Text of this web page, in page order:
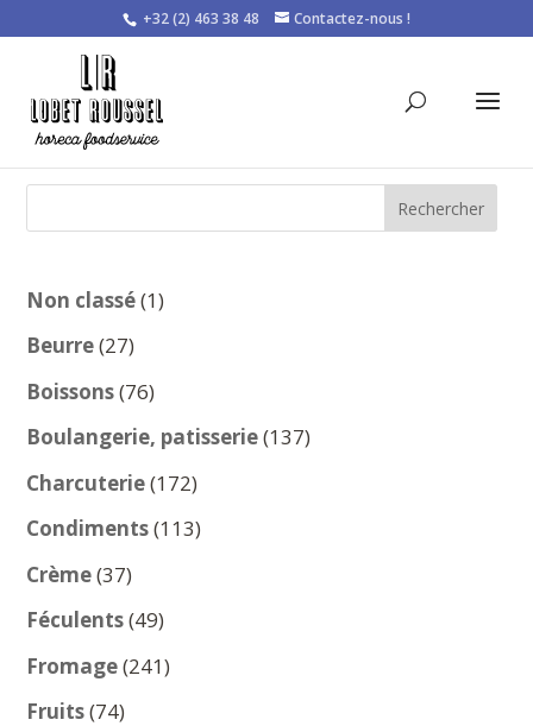
+32 (2) 463 38 48 Contactez-nous !
Rechercher
Non classé 11
Beurre 2727
produits
Boissons 7676
produits
Boulangerie, patisserie 137137
Charcuterie 172172
produits
Condiments 113113
Crème 3737
produits
Féculents 4949
produits
Fromage 241241
Fruits 7474